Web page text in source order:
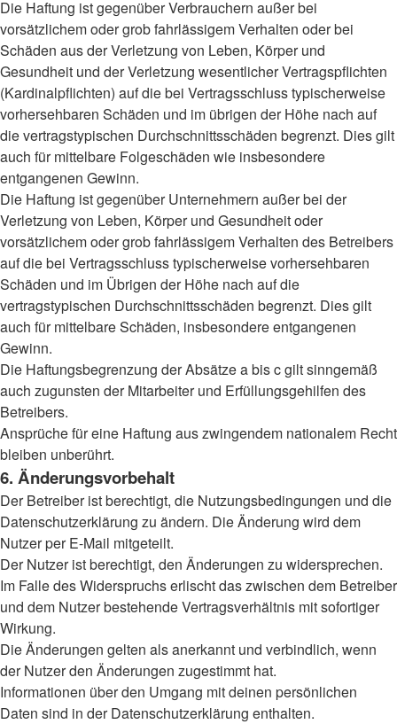
Die Haftung ist gegenüber Verbrauchern außer bei
vorsätzlichem oder grob fahrlässigem Verhalten oder bei
Schäden aus der Verletzung von Leben, Körper und
Gesundheit und der Verletzung wesentlicher Vertragspflichten
(Kardinalpflichten) auf die bei Vertragsschluss typischerweise
vorhersehbaren Schäden und im übrigen der Höhe nach auf
die vertragstypischen Durchschnittsschäden begrenzt. Dies gilt
auch für mittelbare Folgeschäden wie insbesondere
entgangenen Gewinn.
Die Haftung ist gegenüber Unternehmern außer bei der
Verletzung von Leben, Körper und Gesundheit oder
vorsätzlichem oder grob fahrlässigem Verhalten des Betreibers
auf die bei Vertragsschluss typischerweise vorhersehbaren
Schäden und im Übrigen der Höhe nach auf die
vertragstypischen Durchschnittsschäden begrenzt. Dies gilt
auch für mittelbare Schäden, insbesondere entgangenen
Gewinn.
Die Haftungsbegrenzung der Absätze a bis c gilt sinngemäß
auch zugunsten der Mitarbeiter und Erfüllungsgehilfen des
Betreibers.
Ansprüche für eine Haftung aus zwingendem nationalem Recht
bleiben unberührt.
6. Änderungsvorbehalt
Der Betreiber ist berechtigt, die Nutzungsbedingungen und die
Datenschutzerklärung zu ändern. Die Änderung wird dem
Nutzer per E-Mail mitgeteilt.
Der Nutzer ist berechtigt, den Änderungen zu widersprechen.
Im Falle des Widerspruchs erlischt das zwischen dem Betreiber
und dem Nutzer bestehende Vertragsverhältnis mit sofortiger
Wirkung.
Die Änderungen gelten als anerkannt und verbindlich, wenn
der Nutzer den Änderungen zugestimmt hat.
Informationen über den Umgang mit deinen persönlichen
Daten sind in der Datenschutzerklärung enthalten.